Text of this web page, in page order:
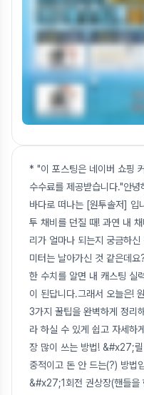
* "이 포스팅은 네이버 쇼핑
수수료를 제공받습니다."안
바다로 떠나는 [원투솔저] 입
투 채비를 던질 때! 과연 내
리가 얼마나 되는지 궁금하
미터는 날아가신 것 같은데
한 수치를 알면 내 캐스팅 실
이 된답니다.그래서 오늘은!
3가지 꿀팁을 완벽하게 정리
라 하실 수 있게 쉽고 자세하
장 많이 쓰는 방법! &#x27;
중적이고 돈 안 드는(?) 방법
&#x27;1회전 권상장(핸들을